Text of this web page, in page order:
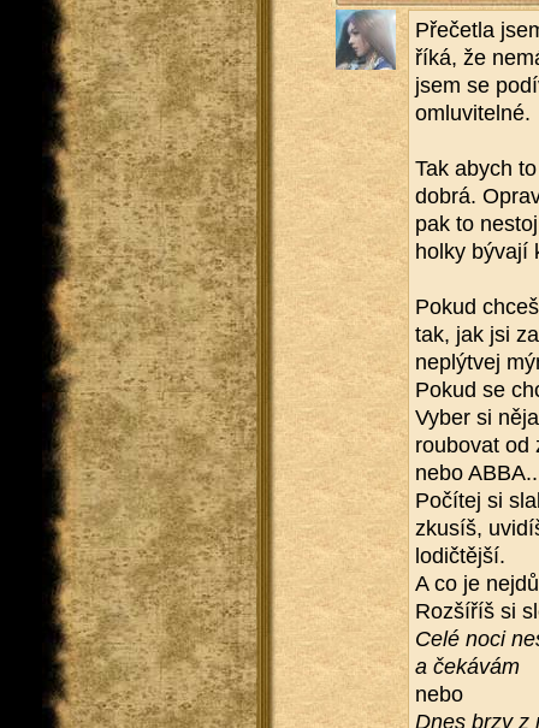
Pře­čet­la
říká, že
jsem se
omlu­vi­tel­né.
Tak abych
dobrá.
pak to
holky bý­va­jí
Pokud
tak, jak jsi
ne­plýtvej
Pokud se
Vyber si
rou­bo­vat od
nebo
Po­čí­tej si
zku­síš,
lo­dič­těj­ší.
A co je
Roz­ší­říš si
Celé noci
a če­ká­vám
nebo
Dnes brzy z